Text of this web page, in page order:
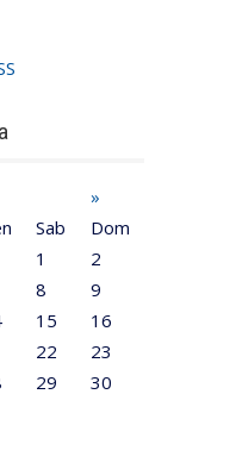
»
Sab
Dom
1
2
8
9
15
16
22
23
29
30